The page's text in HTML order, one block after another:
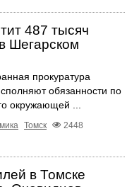
487 тысяч
Шегарском
прокуратура
обязанности по
окружающей ...
Томск
2448
в Томске